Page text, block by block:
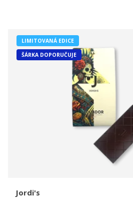
LIMITOVANÁ EDICE
ŠÁRKA DOPORUČUJE
Jordi's